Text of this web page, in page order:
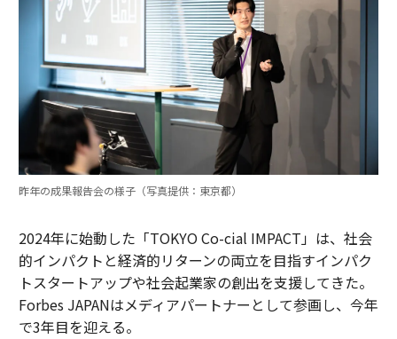
昨年の成果報告会の様子（写真提供：東京都）
2024年に始動した「TOKYO Co-cial IMPACT」は、社会
的インパクトと経済的リターンの両立を目指すインパク
トスタートアップや社会起業家の創出を支援してきた。
Forbes JAPANはメディアパートナーとして参画し、今年
で3年目を迎える。